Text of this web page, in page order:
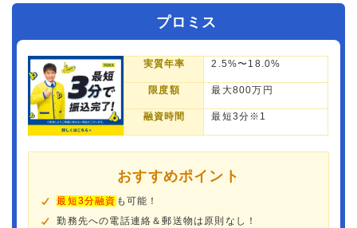
プロミス
実質年率 2.5%〜18.0%
限度額 最大800万円
融資時間 最短3分※1
おすすめポイント
最短3分融資 も可能！
勤務先への電話連絡＆郵送物は原則なし！